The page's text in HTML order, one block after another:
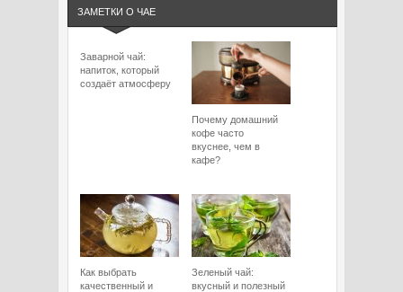
ЗАМЕТКИ О ЧАЕ
Заварной чай:
напиток, который
создаёт атмосферу
Почему домашний
кофе часто
вкуснее, чем в
кафе?
Как выбрать
качественный и
Зеленый чай:
вкусный и полезный